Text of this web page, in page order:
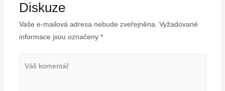
Diskuze
Vaše e-mailová adresa nebude zveřejněna. Vyžadované
informace jsou označeny *